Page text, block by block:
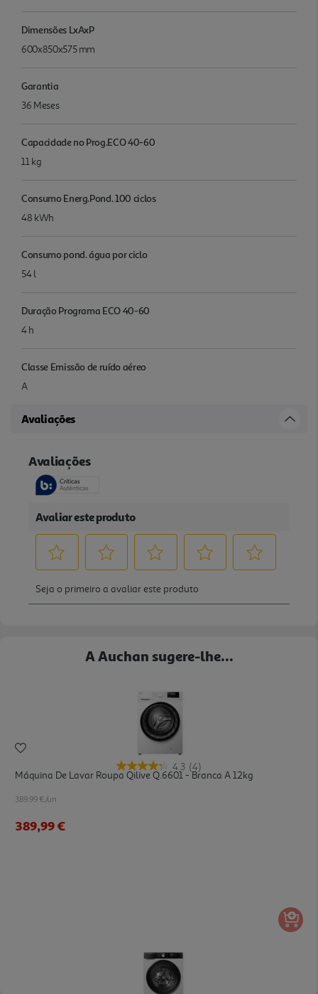
Dimensões LxAxP
600x850x575 mm
Garantia
36 Meses
Capacidade no Prog.ECO 40-60
11 kg
Consumo Energ.Pond. 100 ciclos
48 kWh
Consumo pond. água por ciclo
54 l
Duração Programa ECO 40-60
4 h
Classe Emissão de ruído aéreo
A
Avaliações
A Auchan sugere-lhe...
4.3 (4)
Máquina De Lavar Roupa Qilive Q.6601 - Branca A 12kg
389.99 €/un
389,99 €